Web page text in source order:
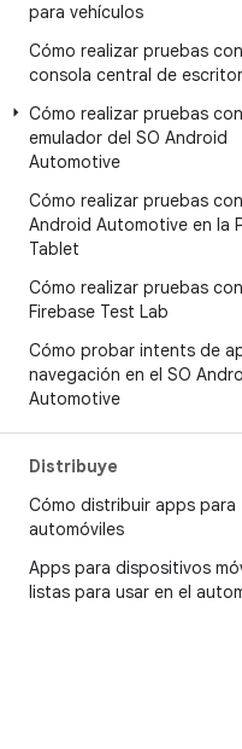
para vehículos
Cómo realizar pruebas
consola central de
Cómo realizar pruebas
emulador del SO Android
Automotive
Cómo realizar pruebas
Android Automotive en la
Tablet
Cómo realizar pruebas con
Firebase Test Lab
Cómo probar intents de
navegación en el SO
Automotive
Distribuye
Cómo distribuir apps para
automóviles
Apps para dispositivos
listas para usar en el
Sigue
MÁS ANDROID
Android
Android para empresas
Código abierto
Noticias
Blog
Podcasts